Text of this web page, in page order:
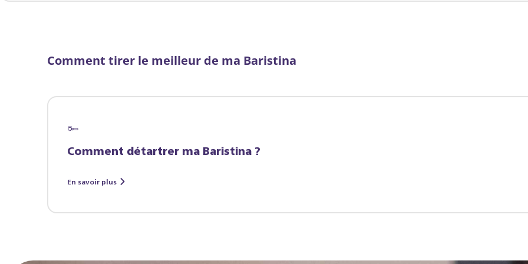
Comment tirer le meilleur de ma Baristina
Comment détartrer ma Baristina ?
En savoir plus